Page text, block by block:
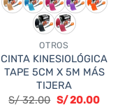
OTROS
CINTA KINESIOLÓGICA
TAPE 5CM X 5M MÁS
TIJERA
S/32.00 S/20.00